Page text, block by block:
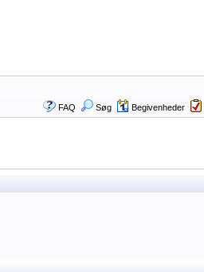
FAQ Søg Begivenheder